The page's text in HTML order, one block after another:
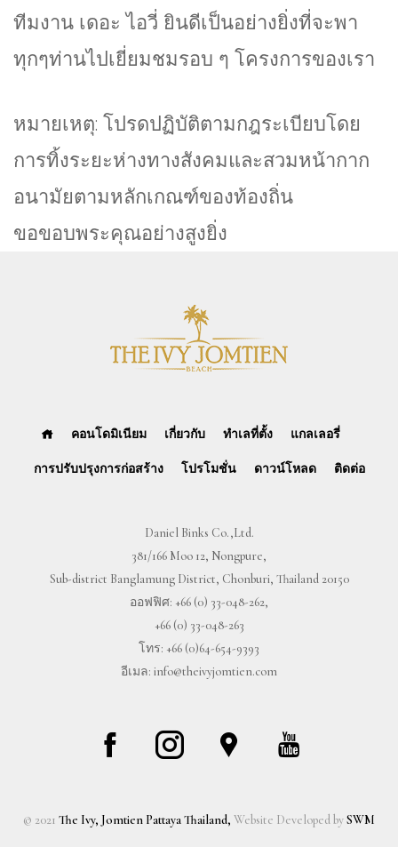
ทีมงาน เดอะ ไอวี่ ยินดีเป็นอย่างยิ่งที่จะพา
ทุกๆท่านไปเยี่ยมชมรอบ ๆ โครงการของเรา
หมายเหตุ: โปรดปฏิบัติตามกฎระเบียบโดย
การทิ้งระยะห่างทางสังคมและสวมหน้ากาก
อนามัยตามหลักเกณฑ์ของท้องถิ่น
ขอขอบพระคุณอย่างสูงยิ่ง
คอนโดมิเนียม เกี่ยวกับ ทำเลที่ตั้ง แกลเลอรี่
การปรับปรุงการก่อสร้าง โปรโมชั่น ดาวน์โหลด ติดต่อ
Daniel Binks Co.,Ltd.
381/166 Moo 12, Nongpure,
Sub-district Banglamung District, Chonburi, Thailand 20150
ออฟฟิศ: +66 (0) 33-048-262,
+66 (0) 33-048-263
โทร: +66 (0)64-654-9393
อีเมล: info@theivyjomtien.com
© 2021 The Ivy, Jomtien Pattaya Thailand, Website Developed bySWM